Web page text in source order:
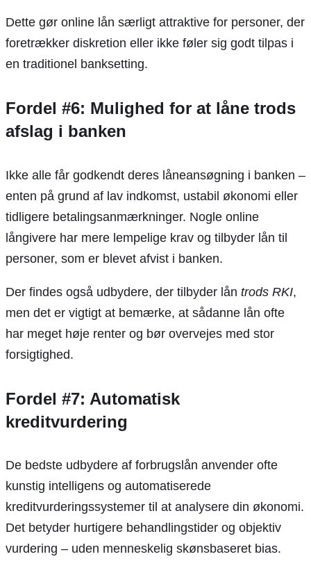
Dette gør online lån særligt attraktive for personer, der
foretrækker diskretion eller ikke føler sig godt tilpas i
en traditionel banksetting.
Fordel #6: Mulighed for at låne trods
afslag i banken
Ikke alle får godkendt deres låneansøgning i banken –
enten på grund af lav indkomst, ustabil økonomi eller
tidligere betalingsanmærkninger. Nogle online
långivere har mere lempelige krav og tilbyder lån til
personer, som er blevet afvist i banken.
Der findes også udbydere, der tilbyder lån trods RKI,
men det er vigtigt at bemærke, at sådanne lån ofte
har meget høje renter og bør overvejes med stor
forsigtighed.
Fordel #7: Automatisk
kreditvurdering
De bedste udbydere af forbrugslån anvender ofte
kunstig intelligens og automatiserede
kreditvurderingssystemer til at analysere din økonomi.
Det betyder hurtigere behandlingstider og objektiv
vurdering – uden menneskelig skønsbaseret bias.